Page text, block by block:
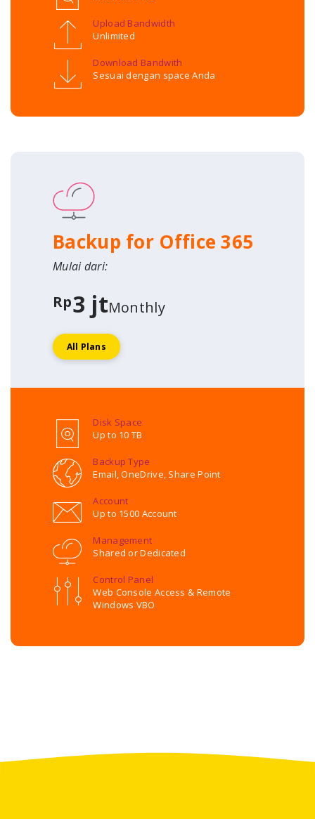
Upload Bandwidth
Unlimited
Download Bandwith
Sesuai dengan space Anda
Backup for Office 365
Mulai dari:
Rp3 jtMonthly
All Plans
Disk Space
Up to 10 TB
Backup Type
Email, OneDrive, Share Point
Account
Up to 1500 Account
Management
Shared or Dedicated
Control Panel
Web Console Access & Remote
Windows VBO